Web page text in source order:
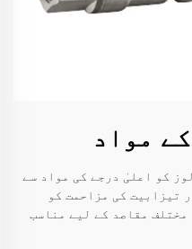
مواد
کو اعلیٰ درجے کی مواد سے
تیزابیت کی مزاحمت کو
مقاصد کے لیے مناسب